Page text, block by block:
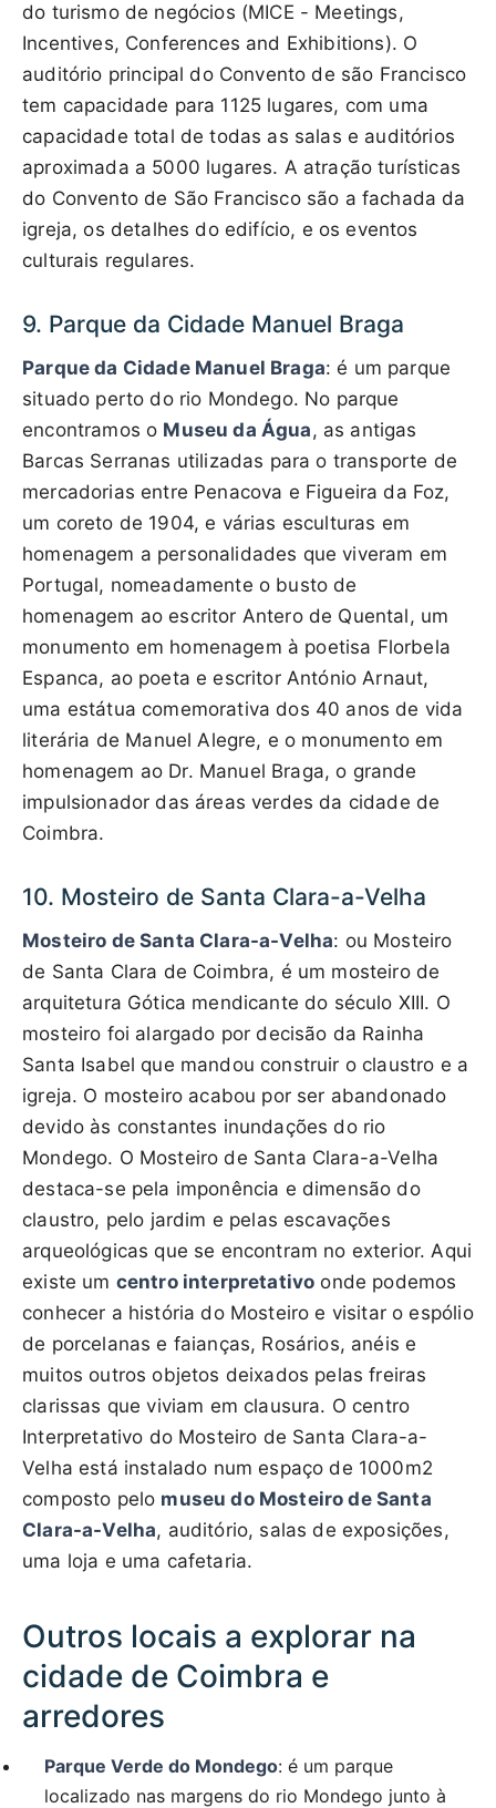
do turismo de negócios (MICE - Meetings,
Incentives, Conferences and Exhibitions). O
auditório principal do Convento de são Francisco
tem capacidade para 1125 lugares, com uma
capacidade total de todas as salas e auditórios
aproximada a 5000 lugares. A atração turísticas
do Convento de São Francisco são a fachada da
igreja, os detalhes do edifício, e os eventos
culturais regulares.
9. Parque da Cidade Manuel Braga
Parque da Cidade Manuel Braga: é um parque
situado perto do rio Mondego. No parque
encontramos o Museu da Água, as antigas
Barcas Serranas utilizadas para o transporte de
mercadorias entre Penacova e Figueira da Foz,
um coreto de 1904, e várias esculturas em
homenagem a personalidades que viveram em
Portugal, nomeadamente o busto de
homenagem ao escritor Antero de Quental, um
monumento em homenagem à poetisa Florbela
Espanca, ao poeta e escritor António Arnaut,
uma estátua comemorativa dos 40 anos de vida
literária de Manuel Alegre, e o monumento em
homenagem ao Dr. Manuel Braga, o grande
impulsionador das áreas verdes da cidade de
Coimbra.
10. Mosteiro de Santa Clara-a-Velha
Mosteiro de Santa Clara-a-Velha: ou Mosteiro
de Santa Clara de Coimbra, é um mosteiro de
arquitetura Gótica mendicante do século XIII. O
mosteiro foi alargado por decisão da Rainha
Santa Isabel que mandou construir o claustro e a
igreja. O mosteiro acabou por ser abandonado
devido às constantes inundações do rio
Mondego. O Mosteiro de Santa Clara-a-Velha
destaca-se pela imponência e dimensão do
claustro, pelo jardim e pelas escavações
arqueológicas que se encontram no exterior. Aqui
existe um centro interpretativo onde podemos
conhecer a história do Mosteiro e visitar o espólio
de porcelanas e faianças, Rosários, anéis e
muitos outros objetos deixados pelas freiras
clarissas que viviam em clausura. O centro
Interpretativo do Mosteiro de Santa Clara-a-
Velha está instalado num espaço de 1000m2
composto pelo museu do Mosteiro de Santa
Clara-a-Velha, auditório, salas de exposições,
uma loja e uma cafetaria.
Outros locais a explorar na
cidade de Coimbra e
arredores
Parque Verde do Mondego: é um parque
localizado nas margens do rio Mondego junto à